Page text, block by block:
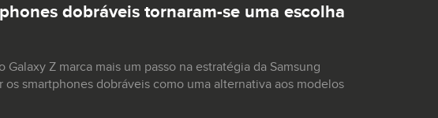
dobráveis tornaram-se uma escolha
Galaxy Z marca mais um passo na estratégia da Samsung
os smartphones dobráveis como uma alternativa aos modelos